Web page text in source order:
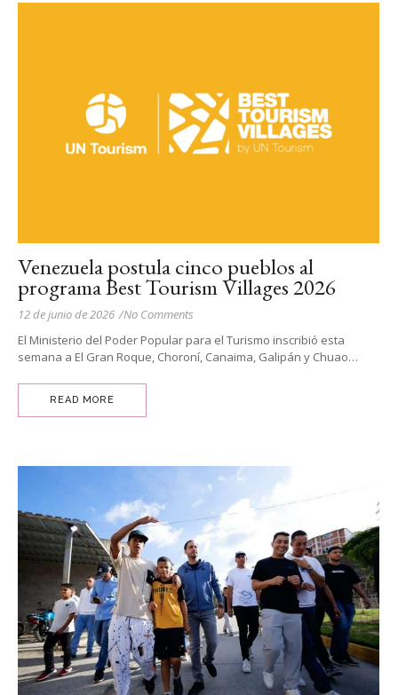
Venezuela postula cinco pueblos al
programa Best Tourism Villages 2026
12 de junio de 2026 /No Comments
El Ministerio del Poder Popular para el Turismo inscribió esta
semana a El Gran Roque, Choroní, Canaima, Galipán y Chuao…
READ MORE